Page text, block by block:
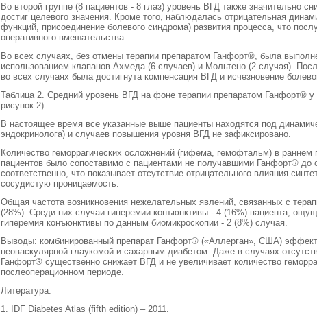
Во второй группе (8 пациентов - 8 глаз) уровень ВГД также значительно
достиг целевого значения. Кроме того, наблюдалась отрицательная
функций, присоединение болевого синдрома) развития процесса, что
оперативного вмешательства.
Во всех случаях, без отмены терапии препаратом Ганфорт®, была
использованием клапанов Ахмеда (6 случаев) и Мольтено (2 случая).
во всех случаях была достигнута компенсация ВГД и исчезновение
Таблица 2. Средний уровень ВГД на фоне терапии препаратом Ганфорт® у
рисунок 2).
В настоящее время все указанные выше пациенты находятся под
эндокринолога) и случаев повышения уровня ВГД не зафиксировано.
Количество геморрагических осложнений (гифема, гемофтальм) в раннем
пациентов было сопоставимо с пациентами не получавшими Ганфорт® до
соответственно, что показывает отсутствие отрицательного влияния
сосудистую проницаемость.
Общая частота возникновения нежелательных явлений, связанных с
(28%). Среди них случаи гиперемии конъюнктивы - 4 (16%) пациента,
гиперемия конъюнктивы по данным биомикроскопии - 2 (8%) случая.
Выводы: комбинированный препарат Ганфорт® («Аллерган», США)
неоваскулярной глаукомой и сахарным диабетом. Даже в случаях
Ганфорт® существенно снижает ВГД и не увеличивает количество
послеоперационном периоде.
Литература:
1. IDF Diabetes Atlas (fifth edition) – 2011.